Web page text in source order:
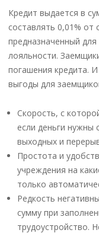
Кредит выдается в
составлять 0,01%
предназначенный
лояльности.
погашения кредита.
выгоды для
Скорость, с
если деньги нужны
выходных и
Простота и
учреждения на
только
Редкость
сумму при
трудоустройство.